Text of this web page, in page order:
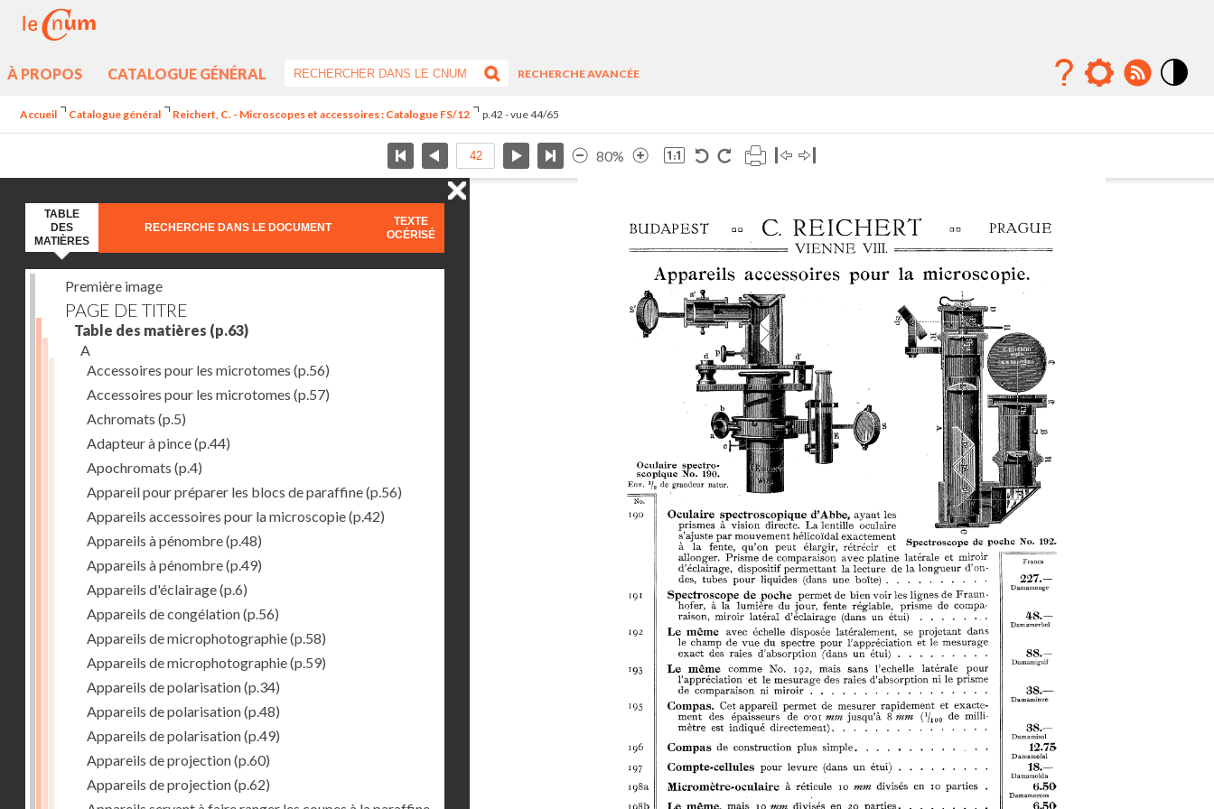
À PROPOS CATALOGUE GÉNÉRAL
RECHERCHE AVANCÉE
Accueil Catalogue général Reichert, C. - Microscopes et accessoires : Catalogue FS/12 p.42 - vue 44/65
80%
TABLE
DES
MATIÈRES
RECHERCHE DANS LE DOCUMENT
TEXTE
OCÉRISÉ
Première image
PAGE DE TITRE
Table des matières (p.63)
A
Accessoires pour les microtomes (p.56)
Accessoires pour les microtomes (p.57)
Achromats (p.5)
Adapteur à pince(p.44)
Apochromats (p.4)
Appareil pour préparer les blocs de paraffine(p.56)
Appareils accessoires pour la microscopie(p.42)
Appareils à pénombre(p.48)
Appareils à pénombre(p.49)
Appareils d'éclairage(p.6)
Appareils de congélation(p.56)
Appareils de microphotographie(p.58)
Appareils de microphotographie(p.59)
Appareils de polarisation(p.34)
Appareils de polarisation(p.48)
Appareils de polarisation(p.49)
Appareils de projection(p.60)
Appareils de projection(p.62)